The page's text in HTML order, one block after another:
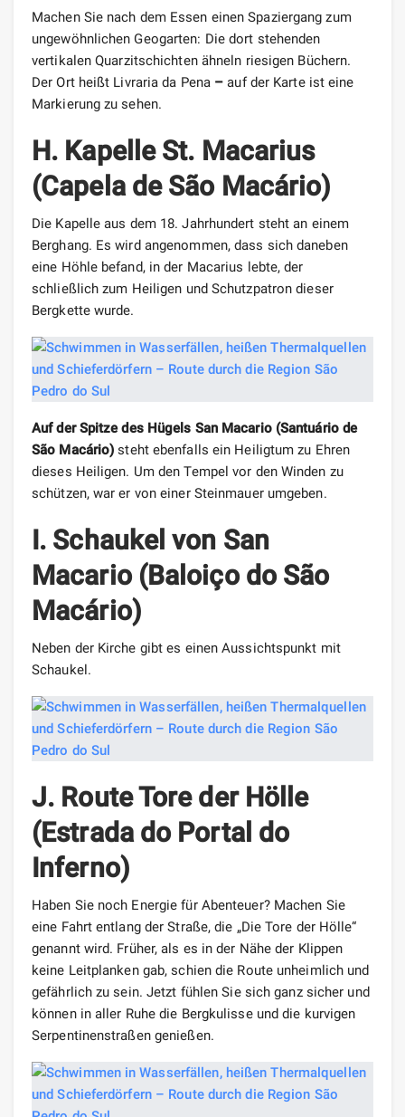
Machen Sie nach dem Essen einen Spaziergang zum
ungewöhnlichen Geogarten: Die dort stehenden
vertikalen Quarzitschichten ähneln riesigen Büchern.
Der Ort heißt Livraria da Pena – auf der Karte ist eine
Markierung zu sehen.
H. Kapelle St. Macarius
(Capela de São Macário)
Die Kapelle aus dem 18. Jahrhundert steht an einem
Berghang. Es wird angenommen, dass sich daneben
eine Höhle befand, in der Macarius lebte, der
schließlich zum Heiligen und Schutzpatron dieser
Bergkette wurde.
Auf der Spitze des Hügels San Macario (Santuário de
São Macário) steht ebenfalls ein Heiligtum zu Ehren
dieses Heiligen. Um den Tempel vor den Winden zu
schützen, war er von einer Steinmauer umgeben.
I. Schaukel von San
Macario (Baloiço do São
Macário)
Neben der Kirche gibt es einen Aussichtspunkt mit
Schaukel.
J. Route Tore der Hölle
(Estrada do Portal do
Inferno)
Haben Sie noch Energie für Abenteuer? Machen Sie
eine Fahrt entlang der Straße, die „Die Tore der Hölle“
genannt wird. Früher, als es in der Nähe der Klippen
keine Leitplanken gab, schien die Route unheimlich und
gefährlich zu sein. Jetzt fühlen Sie sich ganz sicher und
können in aller Ruhe die Bergkulisse und die kurvigen
Serpentinenstraßen genießen.